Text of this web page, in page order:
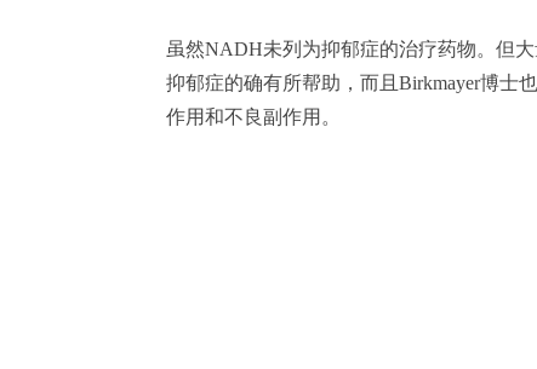
虽然NADH未列为抑郁症的治疗药物。但
抑郁症的确有所帮助，而且Birkmayer博士
作用和不良副作用。